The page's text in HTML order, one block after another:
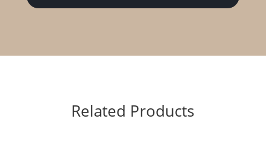
Related Products